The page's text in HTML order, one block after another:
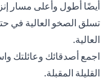
أيضًا أطول وأعلى مسار
تسلق الصخو العالية في
العالية.
اجمع أصدقائك وعائلتك
القليلة المقبلة.